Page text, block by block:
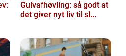
Gulvafhøvling: så godt at
det giver nyt liv til sl...